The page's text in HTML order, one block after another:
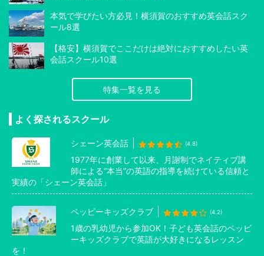
本気で学びたい方必見！横須賀のおすすめ英会話スク
ール8選
【格安】横須賀でここだけは絶対におすすめしたい英
会話スクール10選
特集一覧を見る
よく探されるスクール
シェーン英会話 (4.8)
1977年に創業して以来、月謝制でネイティブ講
師による”本当”の英語の指導を続けている信頼と
実績の「シェーン英会話」
ペッピーキッズクラブ (4.2)
1歳の乳幼児から参加OK！子ども英会話のペッピ
ーキッズクラブで英語が大好きになるレッスン
を！